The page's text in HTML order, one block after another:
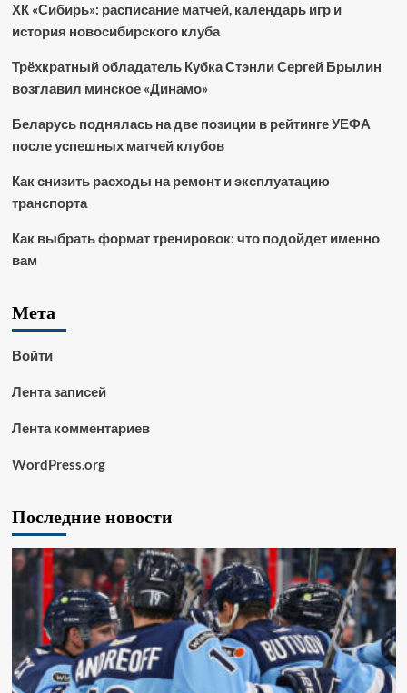
ХК «Сибирь»: расписание матчей, календарь игр и
история новосибирского клуба
Трёхкратный обладатель Кубка Стэнли Сергей Брылин
возглавил минское «Динамо»
Беларусь поднялась на две позиции в рейтинге УЕФА
после успешных матчей клубов
Как снизить расходы на ремонт и эксплуатацию
транспорта
Как выбрать формат тренировок: что подойдет именно
вам
Мета
Войти
Лента записей
Лента комментариев
WordPress.org
Последние новости